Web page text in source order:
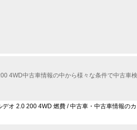
4WD中古車情報の中から様々な条件で中古車
デオ 2.0 200 4WD 燃費 / 中古車・中古車情報の